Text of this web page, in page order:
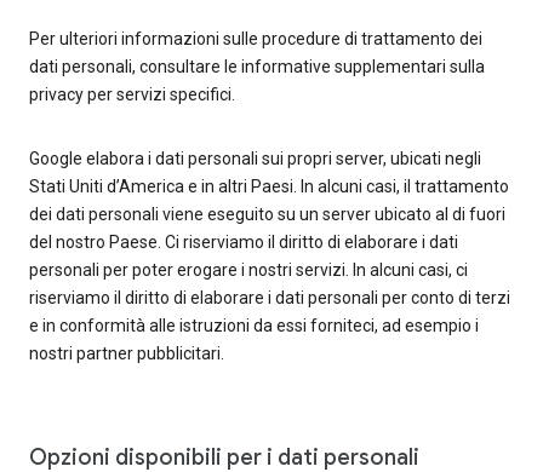
Per ulteriori informazioni sulle procedure di trattamento dei
dati personali, consultare le informative supplementari sulla
privacy per servizi specifici.
Google elabora i dati personali sui propri server, ubicati negli
Stati Uniti d’America e in altri Paesi. In alcuni casi, il trattamento
dei dati personali viene eseguito su un server ubicato al di fuori
del nostro Paese. Ci riserviamo il diritto di elaborare i dati
personali per poter erogare i nostri servizi. In alcuni casi, ci
riserviamo il diritto di elaborare i dati personali per conto di terzi
e in conformità alle istruzioni da essi forniteci, ad esempio i
nostri partner pubblicitari.
Opzioni disponibili per i dati personali